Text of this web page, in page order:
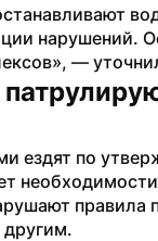
нарушений.
—
ездят по
правила